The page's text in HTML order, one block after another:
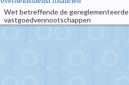
Wet betreffende de gereglementeerde
vastgoedvennootschappen